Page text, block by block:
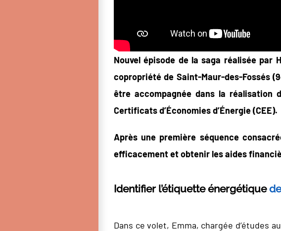
Nouvel épisode de la saga réalisée
copropriété de Saint-Maur-des-Fossés
être accompagnée dans la réalisation
Certificats d’Économies d’Énergie (CEE).
Après une première séquence
efficacement et obtenir les aides
Identifier l’étiquette énergétique
Dans ce volet, Emma, chargée d’études